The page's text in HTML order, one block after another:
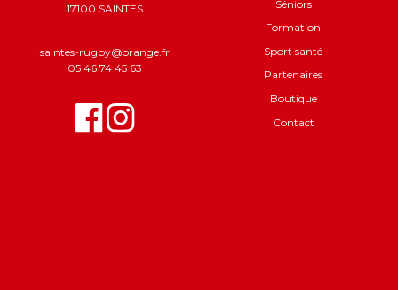
17100 SAINTES
saintes-rugby@orange.fr
05 46 74 45 63
Séniors
Formation
Sport santé
Partenaires
Boutique
Contact